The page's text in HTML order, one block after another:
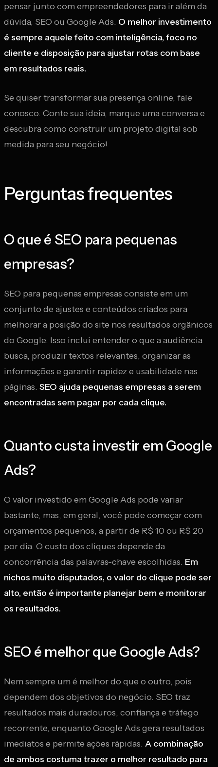
pensar junto com empreendedores para ir além da
dúvida, SEO ou Google Ads. O melhor investimento
é sempre aquele feito com inteligência, foco no
cliente e disposição para ajustar rotas com base
em resultados reais.
Se quiser transformar sua presença online, fale
conosco. Conte sua ideia, marque uma conversa e
descubra como construir um projeto digital sob
medida para seu negócio!
Perguntas frequentes
O que é SEO para pequenas
empresas?
SEO para pequenas empresas consiste em um
conjunto de ajustes e conteúdos criados para
melhorar a posição do site nos resultados orgânicos
do Google. Isso inclui entender o que a audiência
busca, produzir textos relevantes, organizar as
informações e garantir rapidez e usabilidade nas
páginas. SEO ajuda pequenas empresas a serem
encontradas sem pagar por cada clique.
Quanto custa investir em Google
Ads?
O valor investido em Google Ads pode variar
bastante, mas, em geral, você pode começar com
orçamentos pequenos, a partir de R$ 10 ou R$ 20
por dia. O custo dos cliques depende da
concorrência das palavras-chave escolhidas. Em
nichos muito disputados, o valor do clique pode ser
alto, então é importante planejar bem e monitorar
os resultados.
SEO é melhor que Google Ads?
Nem sempre um é melhor do que o outro, pois
dependem dos objetivos do negócio. SEO traz
resultados mais duradouros, confiança e tráfego
recorrente, enquanto Google Ads gera resultados
imediatos e permite ações rápidas. A combinação
de ambos costuma trazer o melhor resultado para